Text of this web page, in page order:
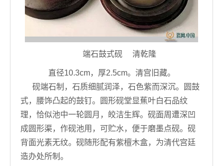
端石鼓式砚 清乾隆
直径10.3cm，厚2.5cm。清宫旧藏。
砚端石制，石质细腻润泽，石色紫而深沉。圆鼓
式，腰饰凸起的鼓钉。圆形砚堂显蕉叶白石品纹
理，恰似池中一轮圆月，皎洁生辉。砚面周遭深凹
成圆形渠，作砚池用，可贮水，便于磨墨点砚。砚
背面光素无纹。砚随形配有紫檀木盒，为清代宫廷
造办处所制。